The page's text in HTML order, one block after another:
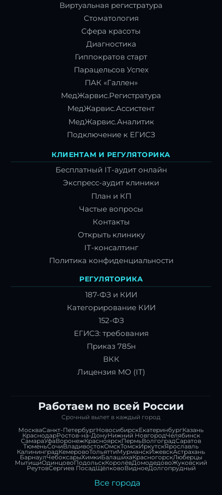
Виртуальная регистратура
Стоматология
Сфера красоты
Диагностика
Гиппократов старт
Парацельсов Успех
ПАК «Галлен»
МедЖарвис.Регистратура
МедЖарвис.Ассистент
МедЖарвис.Аналитик
Подключение к ЕГИСЗ
КЛИЕНТАМ И РЕГУЛЯТОРИКА
Бесплатный IT-аудит онлайн
Экспресс-аудит клиники
План и КП
Частые вопросы
Контакты
Открыть клинику
IT-консалтинг
Политика конфиденциальности
РЕГУЛЯТОРИКА
187-ФЗ и КИИ
Категорирование КИИ
152-ФЗ
ЕГИСЗ: требования
Приказ 785н
ВКК
Лицензия МО (IT)
Работаем по всей России
Срочный вылет в каждый город
МоскваСанкт-ПетербургНовосибирскЕкатеринбургКазань
КраснодарРостов-на-ДонуНижний НовгородЧелябинск
СамараУфаВоронежКрасноярскПермьВолгоградСаратов
ТюменьСочиВладивостокОмскТомскИркутскЯрославль
КалининградКемеровоТольяттиМурманскИжевскАстрахань
БарнаулЧебоксарыХимкиБалашихаКрасногорскЛюберцы
МытищиОдинцовоПодольскКоролёвДомодедовоЖуковский
РеутовСергиев ПосадЩёлковоВидноеДолгопрудный
Все города